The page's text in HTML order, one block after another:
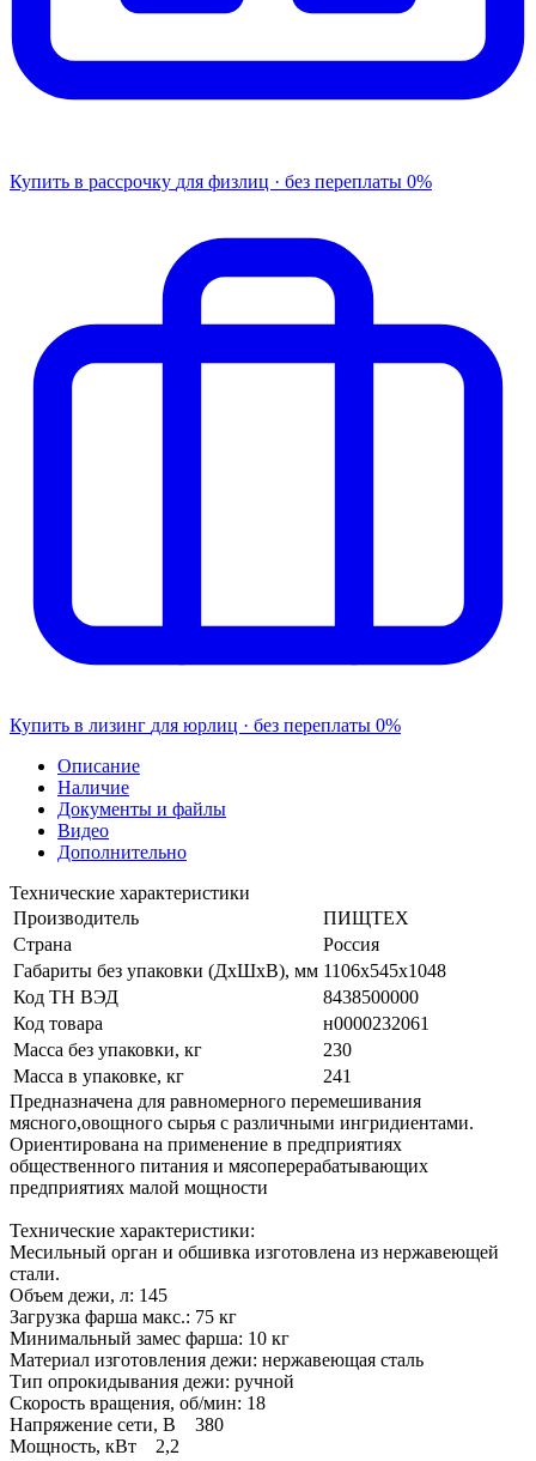
Купить в рассрочку для физлиц · без переплаты 0%
Купить в лизинг для юрлиц · без переплаты 0%
Описание
Наличие
Документы и файлы
Видео
Дополнительно
Технические характеристики
Производитель
ПИЩТЕХ
Страна
Россия
Габариты без упаковки (ДхШхВ), мм 1106х545х1048
Код ТН ВЭД
8438500000
Код товара
н0000232061
Масса без упаковки, кг
230
Масса в упаковке, кг
241
Предназначена для равномерного перемешивания
мясного,овощного сырья с различными ингридиентами.
Ориентирована на применение в предприятиях
общественного питания и мясоперерабатывающих
предприятиях малой мощности
Технические характеристики:
Месильный орган и обшивка изготовлена из нержавеющей
стали.
Объем дежи, л: 145
Загрузка фарша макс.: 75 кг
Минимальный замес фарша: 10 кг
Материал изготовления дежи: нержавеющая сталь
Тип опрокидывания дежи: ручной
Скорость вращения, об/мин: 18
Напряжение сети, В 380
Мощность, кВт 2,2